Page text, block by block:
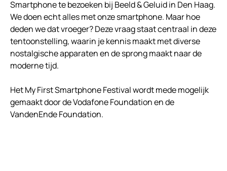
Smartphone te bezoeken bij Beeld & Geluid in Den Haag.
We doen echt alles met onze smartphone. Maar hoe
deden we dat vroeger? Deze vraag staat centraal in deze
tentoonstelling, waarin je kennis maakt met diverse
nostalgische apparaten en de sprong maakt naar de
moderne tijd.
Het My First Smartphone Festival wordt mede mogelijk
gemaakt door de Vodafone Foundation en de
VandenEnde Foundation.